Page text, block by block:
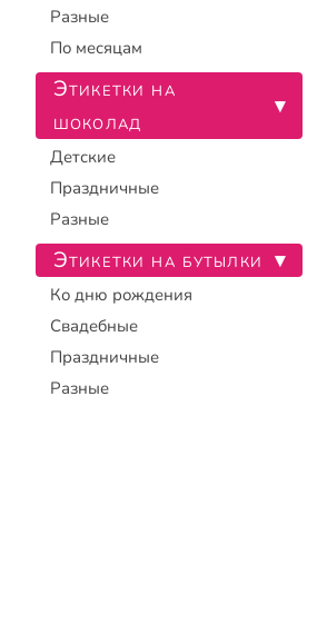
Разные
По месяцам
Этикетки на
шоколад
▾
Детские
Праздничные
Разные
Этикетки на бутылки ▾
Ко дню рождения
Свадебные
Праздничные
Разные